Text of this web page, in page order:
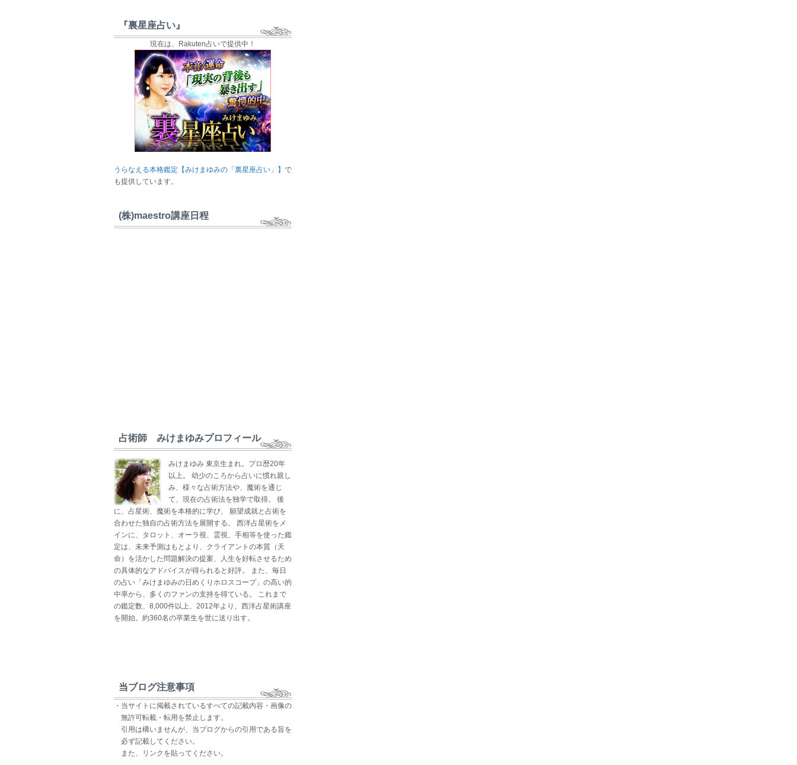
『裏星座占い』
現在は、Rakuten占いで提供中！
うらなえる本格鑑定【みけまゆみの「裏星座占い」】 で
も提供しています。
(株)maestro講座日程
占術師 みけまゆみプロフィール
みけまゆみ 東京生まれ。プロ歴20年
以上。 幼少のころから占いに慣れ親し
み、様々な占術方法や、魔術を通じ
て、現在の占術法を独学で取得。 後
に、占星術、魔術を本格的に学び、 願望成就と占術を
合わせた独自の占術方法を展開する。 西洋占星術をメ
インに、タロット、オーラ視、霊視、手相等を使った鑑
定は、未来予測はもとより、クライアントの本質（天
命）を活かした問題解決の提案、人生を好転させるため
の具体的なアドバイスが得られると好評。 また、毎日
の占い「みけまゆみの日めくりホロスコープ」の高い的
中率から、多くのファンの支持を得ている。 これまで
の鑑定数、8,000件以上、2012年より、西洋占星術講座
を開始。約360名の卒業生を世に送り出す。
当ブログ注意事項
・当サイトに掲載されているすべての記載内容・画像の
無許可転載・転用を禁止します。
引用は構いませんが、当ブログからの引用である旨を
必ず記載してください。
また、リンクを貼ってください。